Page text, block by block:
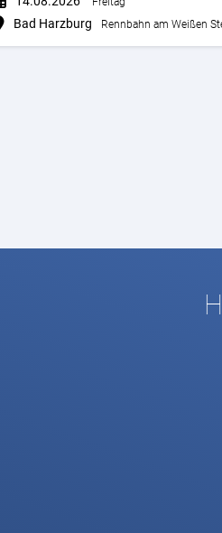
Bad Harzburg Rennbahn am Weißen